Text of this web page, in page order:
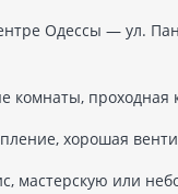
Одессы — ул.
комнаты, проходная
хорошая
мастерскую или